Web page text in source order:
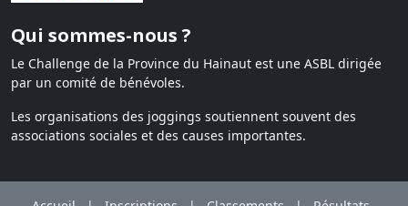
Qui sommes-nous ?
Le Challenge de la Province du Hainaut est une ASBL dirigée
par un comité de bénévoles.
Les organisations des joggings soutiennent souvent des
associations sociales et des causes importantes.